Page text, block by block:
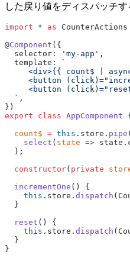
した戻り値をディスパッチす
import * as CounterActions
@Component ({
  selector:
'my-app' ,
  template:
`
<div>{{ count$ |
<button
<button
  `
,
})
export class AppComponent {
  count$
= this .store. pipe (
    select
( state =>
  );
  constructor
( private
  incrementOne
() {
    this
.store. dispatch
  }
  reset
() {
    this
.store. dispatch
  }
}